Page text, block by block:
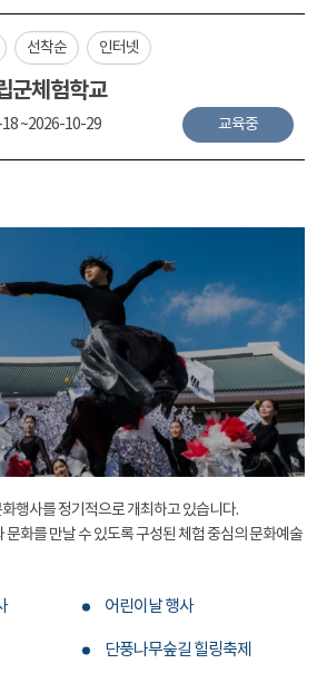
선착순 인터넷
군체험학교
~2026-10-29 교육중
행사를 정기적으로 개최하고 있습니다.
문화를 만날 수 있도록 구성된 체험 중심의 문화예술
어린이날 행사
단풍나무숲길 힐링축제